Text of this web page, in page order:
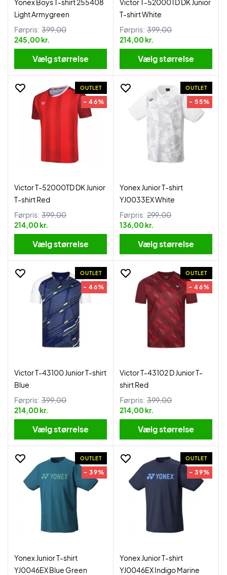
Yonex Boys T-shirt 255408
Light Armygreen
Førpris: 399,00
245,00 kr.
Vælg størrelse
Victor T-52000TD DK Junior
T-shirt White
Førpris: 399,00
214,00 kr.
Vælg størrelse
OUTLET
- 46%
Victor T-52000TD DK Junior
T-shirt Red
Førpris: 399,00
214,00 kr.
Vælg størrelse
OUTLET
- 55%
Yonex Junior T-shirt
YJ0033EX White
Førpris: 299,00
136,00 kr.
Vælg størrelse
OUTLET
- 46%
Victor T-43100 Junior T-shirt
Blue
Førpris: 399,00
214,00 kr.
Vælg størrelse
OUTLET
- 46%
Victor T-43102 D Junior T-
shirt Red
Førpris: 399,00
214,00 kr.
Vælg størrelse
OUTLET
- 39%
Yonex Junior T-shirt
YJ0046EX Blue Green
OUTLET
- 39%
Yonex Junior T-shirt
YJ0046EX Indigo Marine